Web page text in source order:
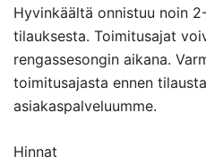
Hyvinkäältä onnistuu noin
tilauksesta. Toimitusajat
rengassesongin aikana.
toimitusajasta ennen
asiakaspalveluumme.
Hinnat